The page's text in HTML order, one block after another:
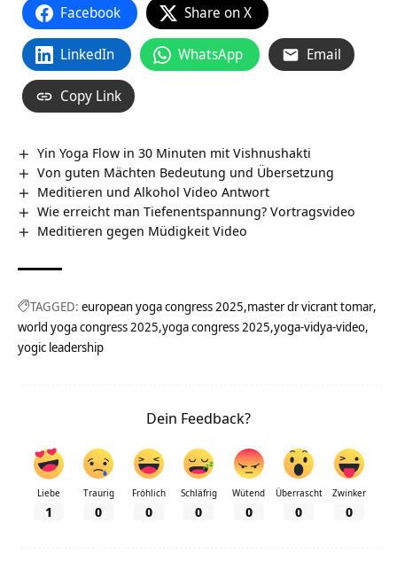
Facebook Share on X
LinkedIn WhatsApp Email
Copy Link
Yin Yoga Flow in 30 Minuten mit Vishnushakti
Von guten Mächten Bedeutung und Übersetzung
Meditieren und Alkohol Video Antwort
Wie erreicht man Tiefenentspannung? Vortragsvideo
Meditieren gegen Müdigkeit Video
TAGGED: european yoga congress 2025 master dr vicrant tomar
world yoga congress 2025 yoga congress 2025 yoga-vidya-video
yogic leadership
Dein Feedback?
Liebe
1
Traurig
0
Fröhlich
0
Schläfrig
0
Wütend
0
Überrascht
0
Zwinker
0